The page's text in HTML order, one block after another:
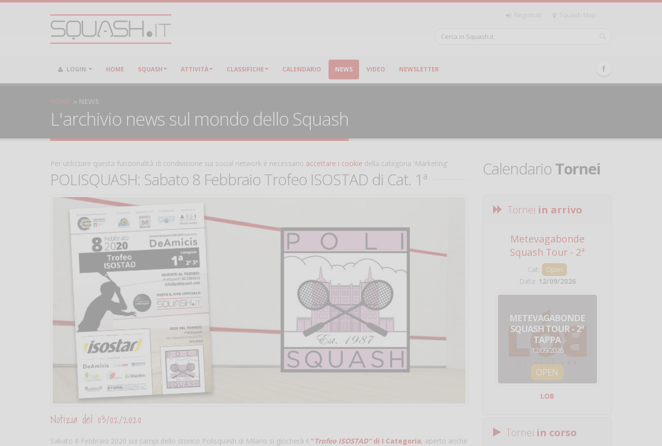
Registrati Squash Map
LOGIN HOME SQUASH ATTIVITÀ CLASSIFICHE CALENDARIO NEWS VIDEO NEWSLETTER
HOME NEWS
L'archivio news sul mondo dello Squash
Per utilizzare questa funzionalità di condivisione sui social network è necessario accettare i cookie della categoria 'Marketing'
POLISQUASH: Sabato 8 Febbraio Trofeo ISOSTAD di Cat. 1ª
Notizia del 03/02/2020
Sabato 8 Febbraio 2020 sui campi dello storico Polisquash di Milano si giocherà il "Trofeo ISOSTAD" di I Categoria, aperto anche
CalendarioTornei
Tornei in arrivo
Metevagabonde
Squash Tour - 2ª
Tappa
Cat:
Open
Data: 12/09/2026
METEVAGABONDE
SQUASH TOUR - 2ª
TAPPA
12/09/2026
OPEN
LOB
Tornei in corso